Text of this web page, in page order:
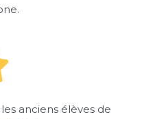
anciens élèves de